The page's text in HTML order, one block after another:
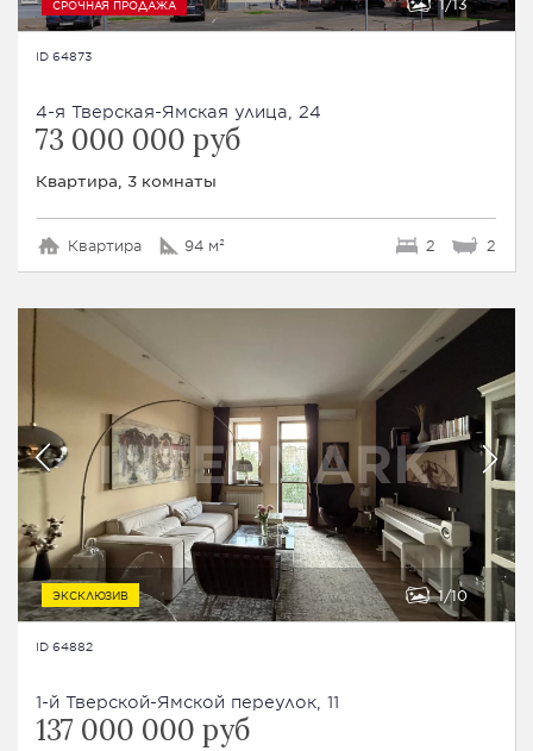
СРОЧНАЯ ПРОДАЖА 1 13
ID 64873
4-я Тверская-Ямская улица, 24
73 000 000 руб
Квартира, 3 комнаты
Квартира 94 м² 2 2
ЭКСКЛЮЗИВ 1 10
ID 64882
1-й Тверской-Ямской переулок, 11
137 000 000 руб